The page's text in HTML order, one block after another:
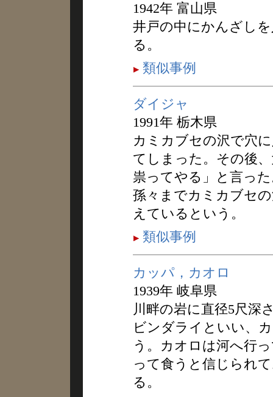
1942年 富山県
井戸の中にかんざし
る。
類似事例
ダイジャ
1991年 栃木県
カミカブセの沢で穴
てしまった。その後
祟ってやる」と言っ
孫々までカミカブセ
えているという。
類似事例
カッパ，カオロ
1939年 岐阜県
川畔の岩に直径5尺深
ビンダライといい、
う。カオロは河へ行
って食うと信じられ
る。